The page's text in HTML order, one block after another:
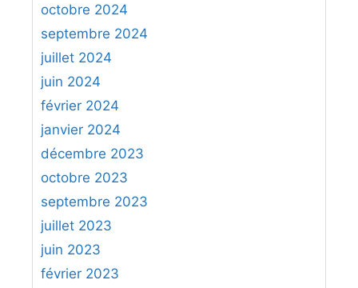
octobre 2024
septembre 2024
juillet 2024
juin 2024
février 2024
janvier 2024
décembre 2023
octobre 2023
septembre 2023
juillet 2023
juin 2023
février 2023